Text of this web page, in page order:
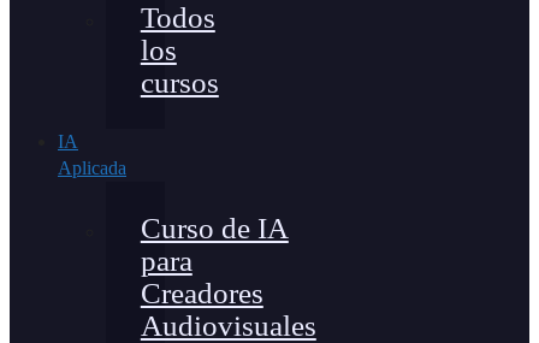
Todos
los
cursos
IA
Aplicada
Curso de IA
para
Creadores
Audiovisuales